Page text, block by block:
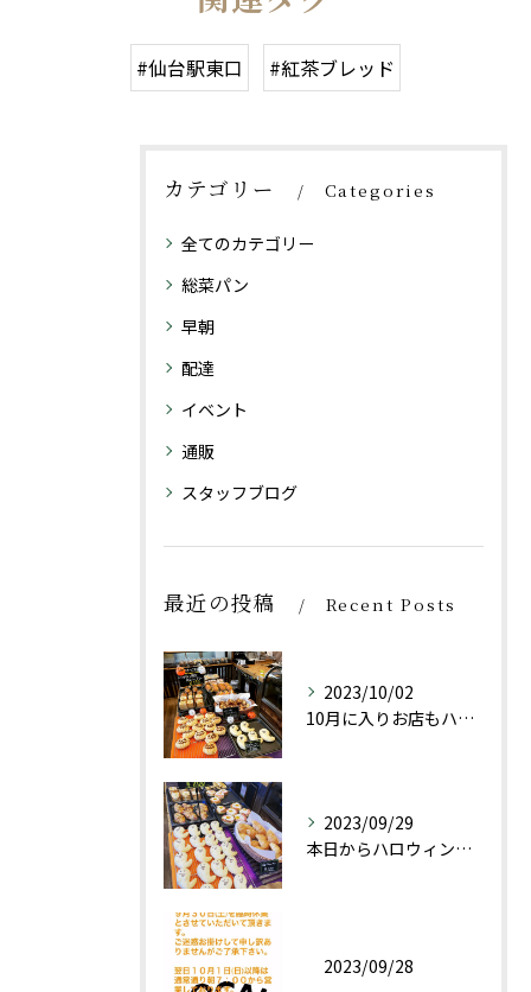
#仙台駅東口 #紅茶ブレッド
カテゴリー Categories
全てのカテゴリー
総菜パン
早朝
配達
イベント
通販
スタッフブログ
最近の投稿 Recent Posts
2023/10/02
10月に入りお店もハロウィン仕様にしております👻
2023/09/29
本日からハロウィン限定商品としておばけパン(チョコレートクリ...
2023/09/28